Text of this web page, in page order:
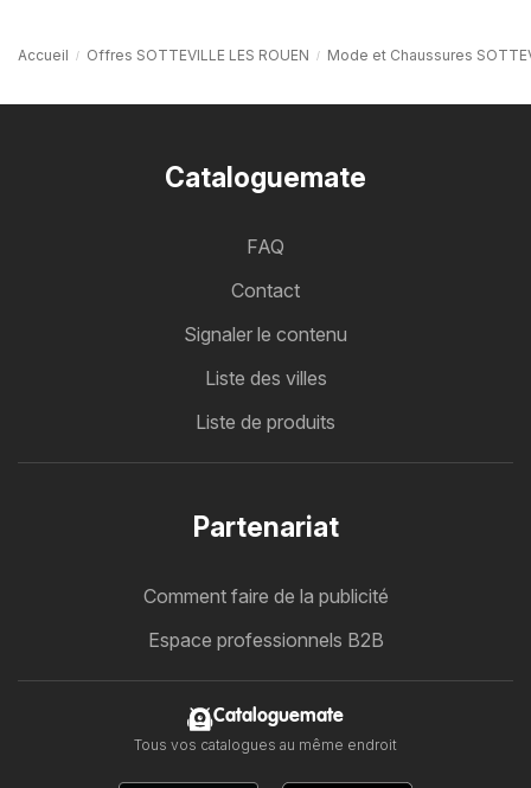
Accueil Offres SOTTEVILLE LES ROUEN Mode et Chaussures
Cataloguemate
FAQ
Contact
Signaler le contenu
Liste des villes
Liste de produits
Partenariat
Comment faire de la publicité
Espace professionnels B2B
Cataloguemate
Tous vos catalogues au même endroit